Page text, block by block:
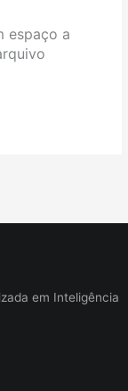
espaço a
em Inteligência